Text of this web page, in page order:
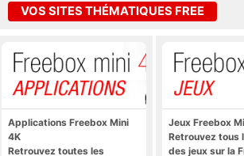
VOS SITES THÉMATIQUES FREE
Applications Freebox Mini
4K
Retrouvez toutes les
Jeux Freebox
Retrouvez tous
des jeux sur la